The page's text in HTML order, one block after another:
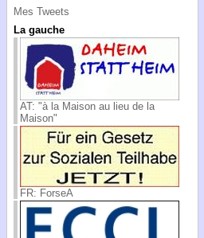
Mes Tweets
La gauche
AT: "à la Maison au lieu de la
Maison"
FR: ForseA